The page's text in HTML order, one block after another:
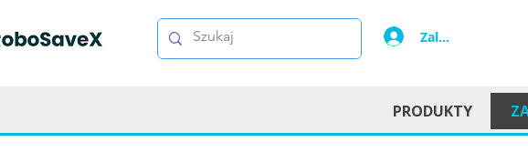
Zaloguj się
PRODUKTY